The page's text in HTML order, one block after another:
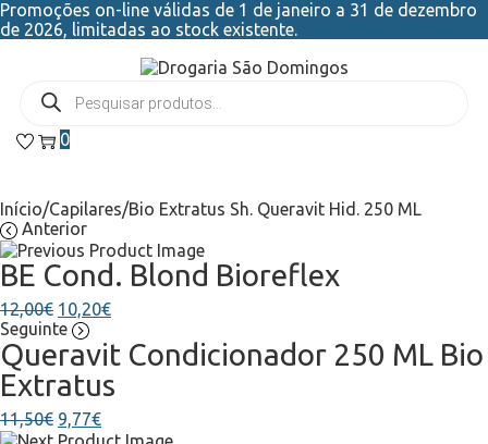
Promoções on-line válidas de 1 de janeiro a 31 de dezembro
de 2026, limitadas ao stock existente.
0
Início/Capilares/Bio Extratus Sh. Queravit Hid. 250 ML
Anterior
BE Cond. Blond Bioreflex
12,00€ 10,20€
Seguinte
Queravit Condicionador 250 ML Bio
Extratus
11,50€ 9,77€